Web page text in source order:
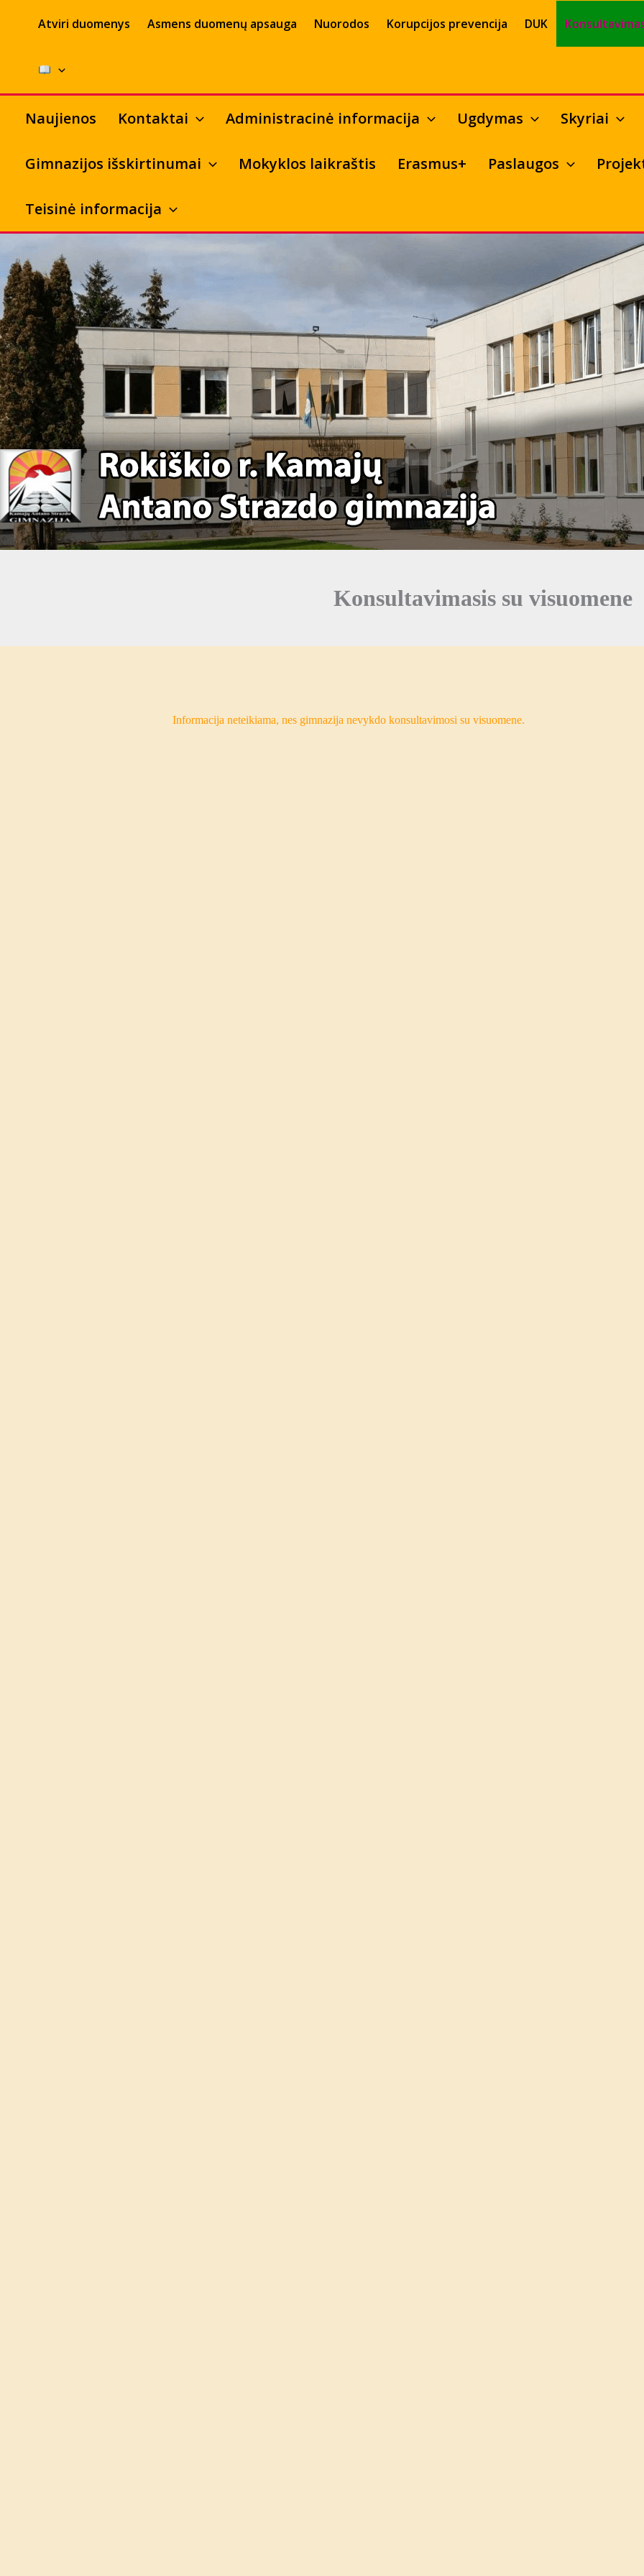
Atviri duomenys Asmens duomenų apsauga Nuorodos Korupcijos prevencija DUK
Naujienos Kontaktai Administracinė informacija Ugdymas Skyriai
Gimnazijos išskirtinumai Mokyklos laikraštis Erasmus+ Paslaugos
Teisinė informacija
Konsultavimasis su visuomene
Informacija neteikiama, nes gimnazija nevykdo konsultavimosi su visuomene.